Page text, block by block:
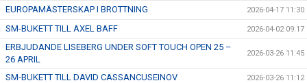
EUROPAMÄSTERSKAP I BROTTNING 2026-04-17 11:30
SM-BUKETT TILL AXEL BAFF 2026-04-02 09:17
ERBJUDANDE LISEBERG UNDER SOFT TOUCH OPEN 25 –
26 APRIL
2026-03-26 11:45
SM-BUKETT TILL DAVID CASSANCUSEINOV 2026-03-26 11:12